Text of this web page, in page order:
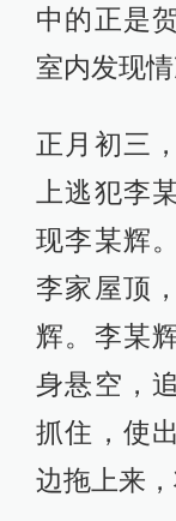
中的正是
室内发现
正月初三
上逃犯李
现李某辉
李家屋顶
辉。李某
身悬空，
抓住，使
边拖上来，